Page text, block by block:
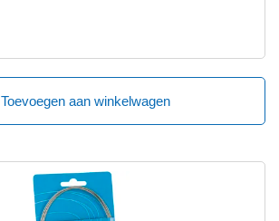
Toevoegen aan winkelwagen